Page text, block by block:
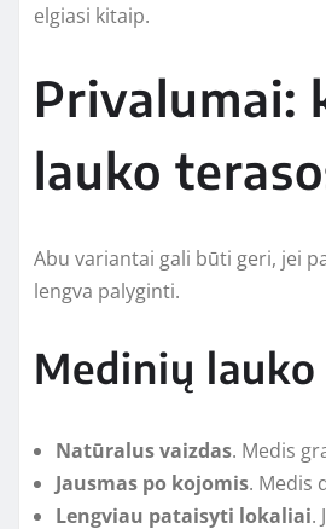
elgiasi kitaip.
Privalumai:
lauko
Abu variantai gali būti geri, jei
lengva palyginti.
Medinių
Natūralus vaizdas. Medis
Jausmas po kojomis. Medis
Lengviau pataisyti lokaliai.